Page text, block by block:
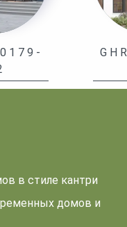
в стиле кантри
домов и